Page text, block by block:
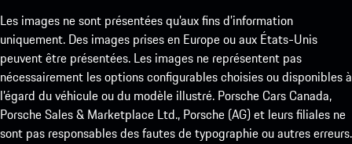
Les images ne sont présentées qu’aux fins d’information
uniquement. Des images prises en Europe ou aux États-Unis
peuvent être présentées. Les images ne représentent pas
nécessairement les options configurables choisies ou disponibles à
l’égard du véhicule ou du modèle illustré. Porsche Cars Canada,
Porsche Sales & Marketplace Ltd., Porsche (AG) et leurs filiales ne
sont pas responsables des fautes de typographie ou autres erreurs.